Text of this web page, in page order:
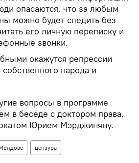
опасаются, что за любым
можно будет следить без
его личную переписку и
звонки.
окажутся репрессии
собственного народа и
вопросы в программе
в беседе с доктором права,
Юрием Мэрджиняну.
цензура